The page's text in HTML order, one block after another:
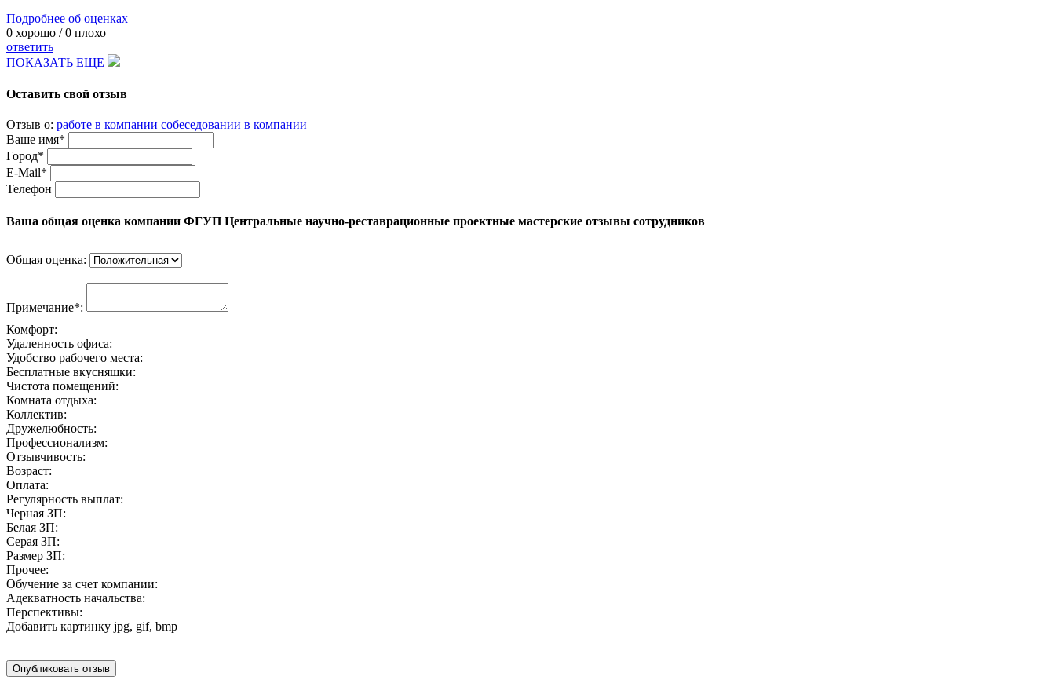
Подробнее об оценках
0 хорошо /0 плохо
ответить
ПОКАЗАТЬ ЕЩЕ
Оставить свой отзыв
Отзыв о: работе в компании собеседовании в компании
Ваше имя*
Город*
E-Mail*
Телефон
Ваша общая оценка компании ФГУП Центральные научно-реставрационные проектные мастерские отзывы сотрудников
Общая оценка:
Примечание*:
Комфорт:
Удаленность офиса:
Удобство рабочего места:
Бесплатные вкусняшки:
Чистота помещений:
Комната отдыха:
Коллектив:
Дружелюбность:
Профессионализм:
Отзывчивость:
Возраст:
Оплата:
Регулярность выплат:
Черная ЗП:
Белая ЗП:
Серая ЗП:
Размер ЗП:
Прочее:
Обучение за счет компании:
Адекватность начальства:
Перспективы:
Добавить картинку jpg, gif, bmp